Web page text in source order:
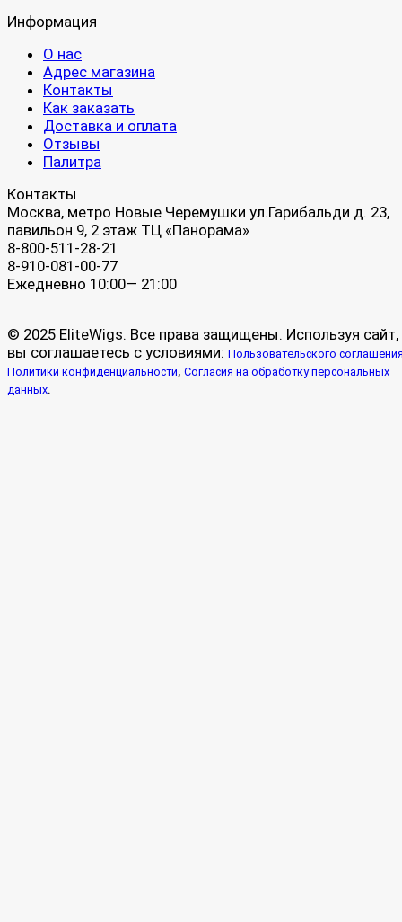
Информация
О нас
Адрес магазина
Контакты
Как заказать
Доставка и оплата
Отзывы
Палитра
Контакты
Москва, метро Новые Черемушки ул.Гарибальди д. 23,
павильон 9, 2 этаж ТЦ «Панорама»
8-800-511-28-21
8-910-081-00-77
Ежедневно 10:00— 21:00
© 2025 EliteWigs. Все права защищены. Используя сайт,
вы соглашаетесь с условиями: Пользовательского
Политики конфиденциальности, Согласия на обработку персональных
данных.